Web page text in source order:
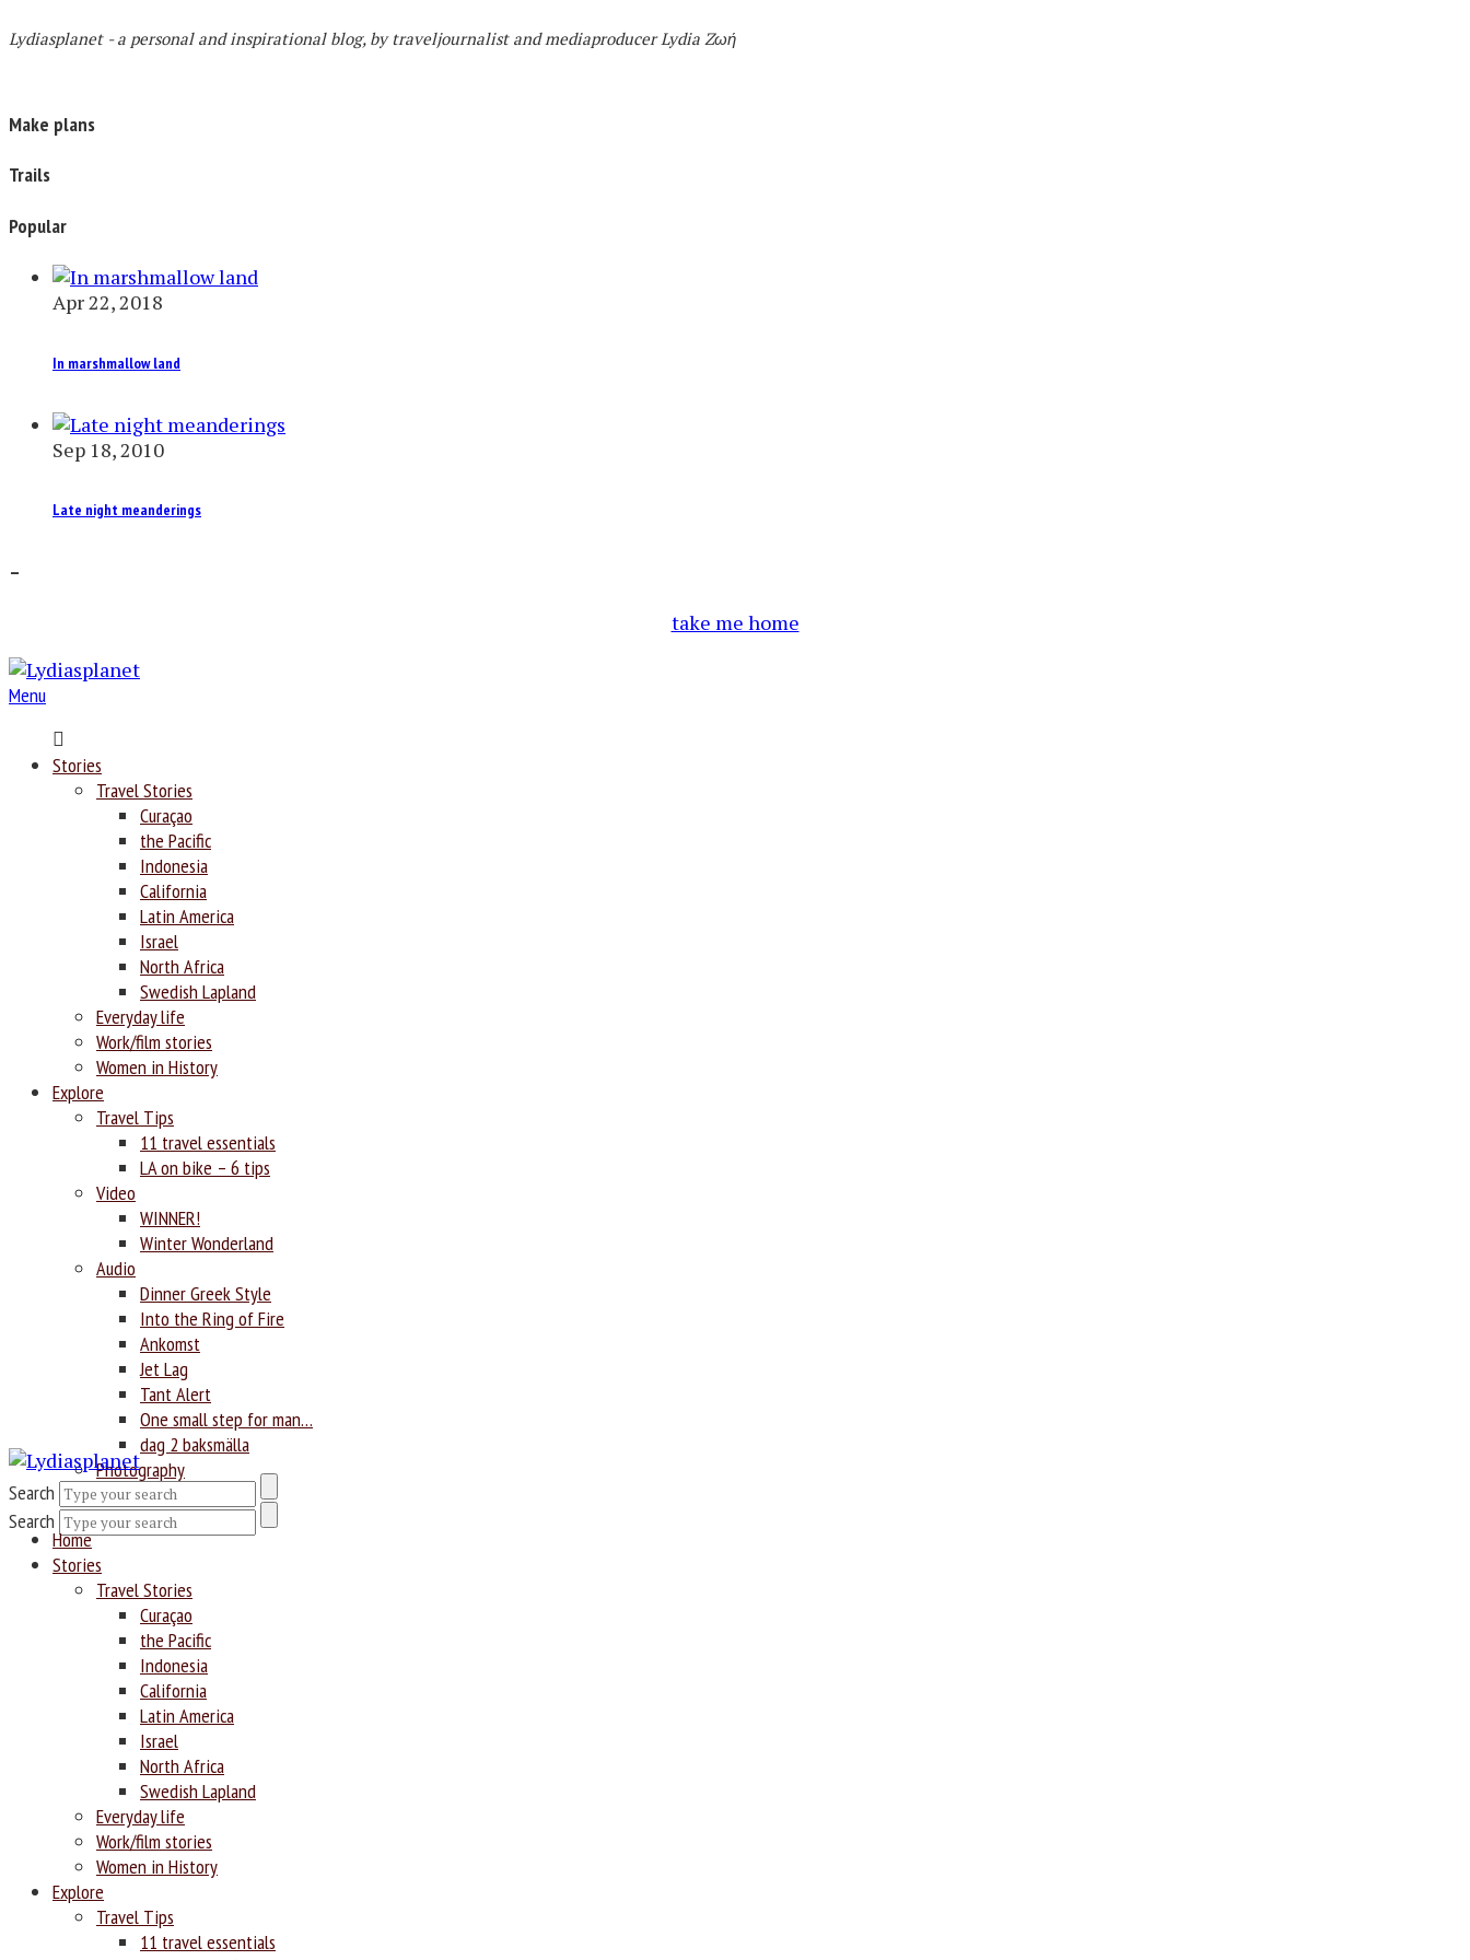
Lydiasplanet - a personal and inspirational blog, by traveljournalist and mediaproducer Lydia Zωή
Make plans
Trails
Popular
Apr 22, 2018
In marshmallow land
Sep 18, 2010
Late night meanderings
–
take me home
Menu
Stories
Travel Stories
Curaçao
the Pacific
Indonesia
California
Latin America
Israel
North Africa
Swedish Lapland
Everyday life
Work/film stories
Women in History
Explore
Travel Tips
11 travel essentials
LA on bike – 6 tips
Video
WINNER!
Winter Wonderland
Audio
Dinner Greek Style
Into the Ring of Fire
Ankomst
Jet Lag
Tant Alert
One small step for man…
dag 2 baksmälla
Photography
Search
Search
Home
Stories
Travel Stories
Curaçao
the Pacific
Indonesia
California
Latin America
Israel
North Africa
Swedish Lapland
Everyday life
Work/film stories
Women in History
Explore
Travel Tips
11 travel essentials